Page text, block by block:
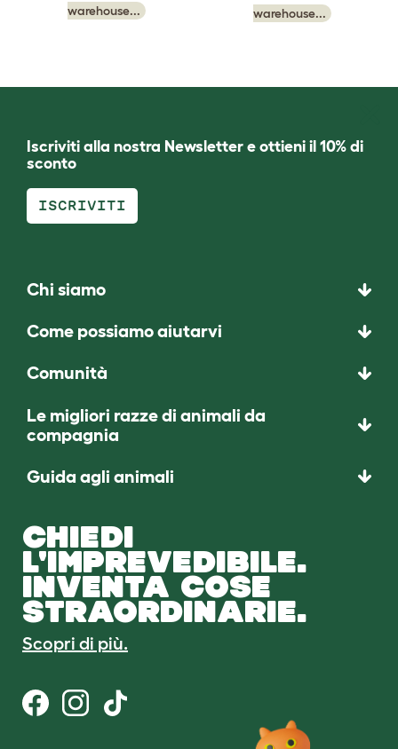
warehouse...
warehouse...
Iscriviti alla nostra Newsletter e ottieni il 10% di
sconto
ISCRIVITI
Chi siamo
Come possiamo aiutarvi
Comunità
Le migliori razze di animali da
compagnia
Guida agli animali
CHIEDI
L'IMPREVEDIBILE.
INVENTA COSE
STRAORDINARIE.
Scopri di più.